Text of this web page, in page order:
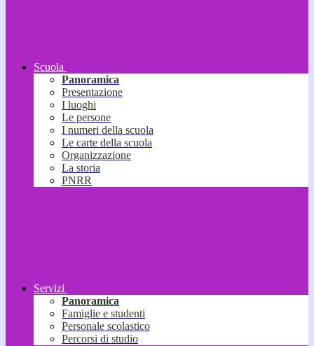
Scuola
Panoramica
Presentazione
I luoghi
Le persone
I numeri della scuola
Le carte della scuola
Organizzazione
La storia
PNRR
Servizi
Panoramica
Famiglie e studenti
Personale scolastico
Percorsi di studio